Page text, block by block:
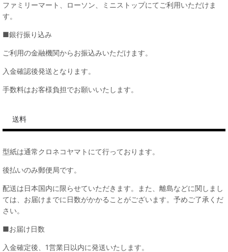
ファミリーマート、ローソン、ミニストップにてご利用いただけま
す。
■銀行振り込み
ご利用の金融機関からお振込みいただけます。
入金確認後発送となります。
手数料はお客様負担でお願いいたします。
送料
型紙は通常クロネコヤマトにて行っております。
後払いのみ郵便局です。
配送は日本国内に限らせていただきます。また、離島などに関しまし
ては、お届けまでに日数がかかることがございます。予めご了承くだ
さい。
■お届け日数
入金確定後、1営業日以内に発送いたします。